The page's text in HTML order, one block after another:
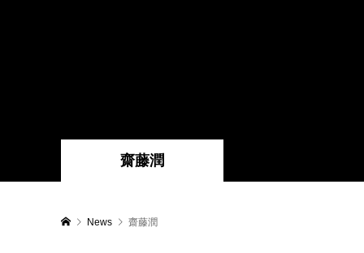
齋藤潤
News 齋藤潤